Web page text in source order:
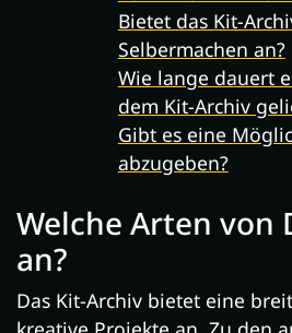
Bietet das Kit-
Selbermachen an?
Wie lange dauert
dem Kit-Archiv
Gibt es eine
abzugeben?
Welche Arten von
an?
Das Kit-Archiv bietet eine